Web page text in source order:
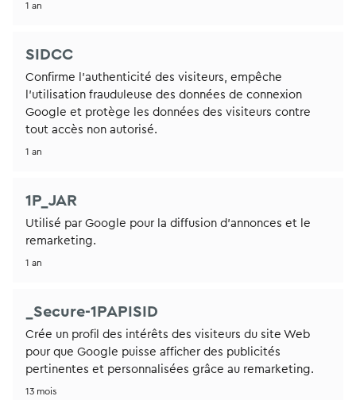
1 an
SIDCC
Confirme l'authenticité des visiteurs, empêche
l'utilisation frauduleuse des données de connexion
Google et protège les données des visiteurs contre
tout accès non autorisé.
1 an
1P_JAR
Utilisé par Google pour la diffusion d'annonces et le
remarketing.
1 an
_Secure-1PAPISID
Crée un profil des intérêts des visiteurs du site Web
pour que Google puisse afficher des publicités
pertinentes et personnalisées grâce au remarketing.
13 mois